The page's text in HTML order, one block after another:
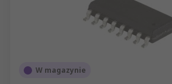
W magazynie